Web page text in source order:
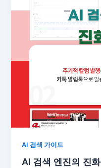
AI 검색 가이드
AI 검색 엔진의 진